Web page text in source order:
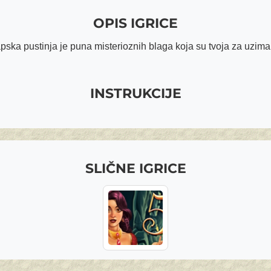
OPIS IGRICE
pustinja je puna misterioznih blaga koja su tvoja za
INSTRUKCIJE
SLIČNE IGRICE